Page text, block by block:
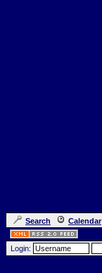
Search Calendar
Login: